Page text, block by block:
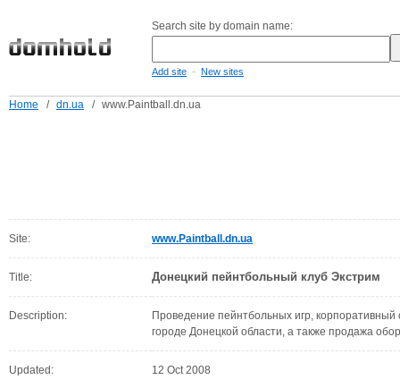
Search site by domain name:
Add site - New sites
Home / dn.ua / www.Paintball.dn.ua
Site: www.Paintball.dn.ua
Title: Донецкий пейнтбольный клуб Экстрим
Description:
Проведение пейнтбольных игр,
городе Донецкой области, а также продажа
Updated: 12 Oct 2008